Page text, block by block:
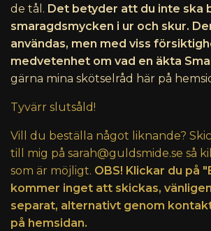
de tål. Det betyder att du inte ska
smaragdsmycken i ur och skur.
användas, men med viss
medvetenhet om vad en äkta
gärna mina skötselråd här på
Tyvärr slutsåld!
Vill du beställa något liknande?
till mig på sarah@guldsmide.se så
som är möjligt. OBS! Klickar du på
kommer inget att skickas,
separat, alternativt genom
på hemsidan.